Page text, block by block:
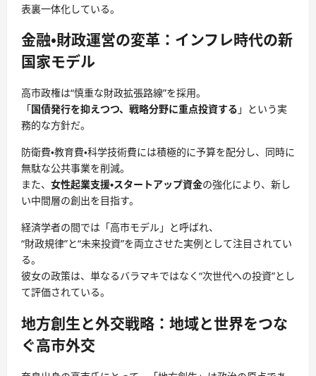
表裏一体化している。
金融・財政運営の変革：インフレ時代の新
国家モデル
高市政権は“慎重な財政拡張路線”を採用。
「国債発行を抑えつつ、戦略分野に重点投資する 」という実
務的な方針だ。
防衛費・教育費・科学技術費には積極的に予算を配分し、同時に
無駄な公共事業を削減。
また、 女性起業支援・スタートアップ資金の強化により、新し
い中間層の創出を目指す。
経済学者の間では「高市モデル」と呼ばれ、
“財政規律”と“未来投資”を両立させた実例として注目されてい
る。
彼女の政策は、単なるバラマキではなく“次世代への投資”とし
て評価されている。
地方創生と外交戦略：地域と世界をつな
ぐ高市外交